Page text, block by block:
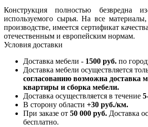
Конструкция полностью безвредна
используемого сырья. На все
производстве, имеется сертификат
отечественным и европейским нормам.
Условия доставки
Доставка мебели - 1500 руб. по
Доставка мебели осуществляется
согласованию возможна доставка
квартиры и сборка мебели.
Доставка осуществляется в течение
В сторону области +30 руб./км.
При заказе от 50 000 руб. Доставка
бесплатно.